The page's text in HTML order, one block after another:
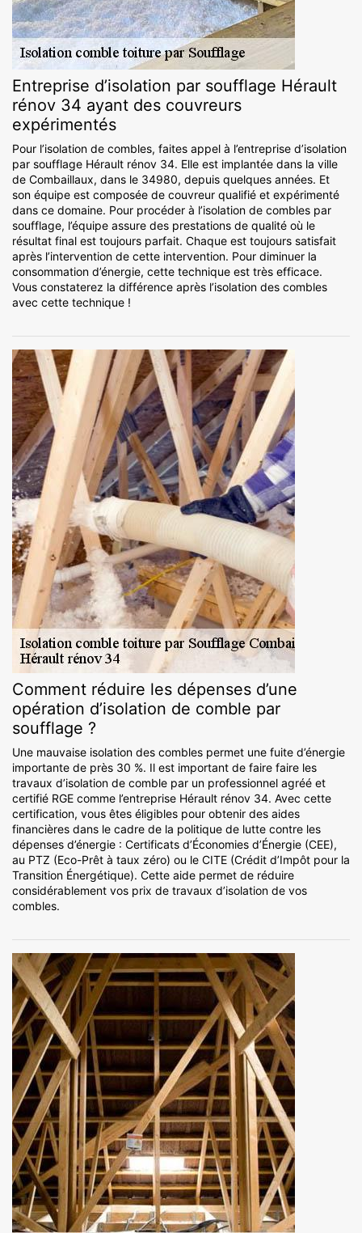
Entreprise d’isolation par soufflage Hérault
rénov 34 ayant des couvreurs
expérimentés
Pour l’isolation de combles, faites appel à l’entreprise d’isolation
par soufflage Hérault rénov 34. Elle est implantée dans la ville
de Combaillaux, dans le 34980, depuis quelques années. Et
son équipe est composée de couvreur qualifié et expérimenté
dans ce domaine. Pour procéder à l’isolation de combles par
soufflage, l’équipe assure des prestations de qualité où le
résultat final est toujours parfait. Chaque est toujours satisfait
après l’intervention de cette intervention. Pour diminuer la
consommation d’énergie, cette technique est très efficace.
Vous constaterez la différence après l’isolation des combles
avec cette technique !
Comment réduire les dépenses d’une
opération d’isolation de comble par
soufflage ?
Une mauvaise isolation des combles permet une fuite d’énergie
importante de près 30 %. Il est important de faire faire les
travaux d’isolation de comble par un professionnel agréé et
certifié RGE comme l’entreprise Hérault rénov 34. Avec cette
certification, vous êtes éligibles pour obtenir des aides
financières dans le cadre de la politique de lutte contre les
dépenses d’énergie : Certificats d’Économies d’Énergie (CEE),
au PTZ (Eco-Prêt à taux zéro) ou le CITE (Crédit d’Impôt pour la
Transition Énergétique). Cette aide permet de réduire
considérablement vos prix de travaux d’isolation de vos
combles.